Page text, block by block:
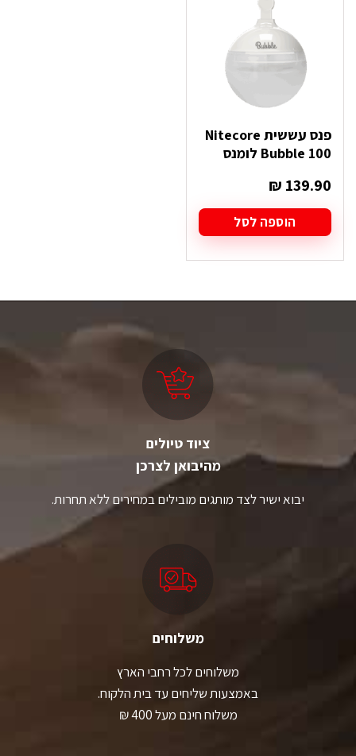
פנס עששית Nitecore
Bubble 100 לומנס
₪ 139.90
הוספה לסל
ציוד טיולים
מהיבואן לצרכן
יבוא ישיר לצד מותגים מובילים במחירים ללא תחרות.
משלוחים
משלוחים לכל רחבי הארץ
באמצעות שליחים עד בית הלקוח.
משלוח חינם מעל 400 ₪